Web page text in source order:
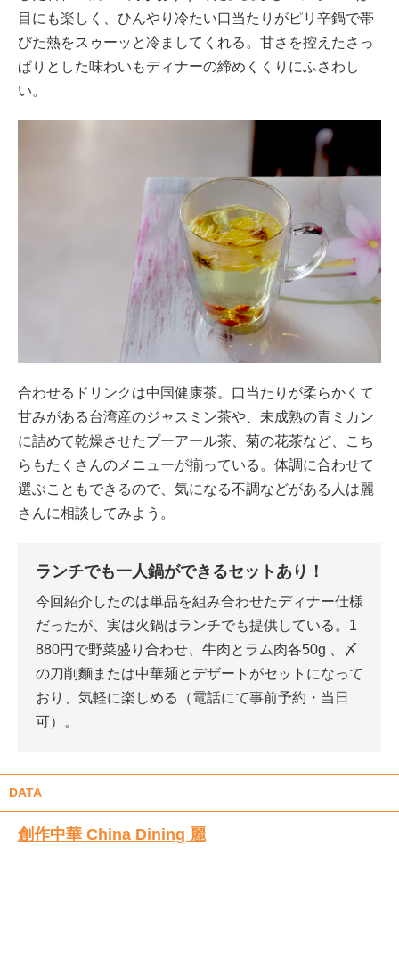
目にも楽しく、ひんやり冷たい口当たりがピリ辛鍋で帯
びた熱をスゥーッと冷ましてくれる。甘さを控えたさっ
ぱりとした味わいもディナーの締めくくりにふさわし
い。
合わせるドリンクは中国健康茶。口当たりが柔らかくて
甘みがある台湾産のジャスミン茶や、未成熟の青ミカン
に詰めて乾燥させたプーアール茶、菊の花茶など、こち
らもたくさんのメニューが揃っている。体調に合わせて
選ぶこともできるので、気になる不調などがある人は麗
さんに相談してみよう。
ランチでも一人鍋ができるセットあり！
今回紹介したのは単品を組み合わせたディナー仕様
だったが、実は火鍋はランチでも提供している。1
880円で野菜盛り合わせ、牛肉とラム肉各50g 、〆
の刀削麵または中華麺とデザートがセットになって
おり、気軽に楽しめる（電話にて事前予約・当日
可）。
DATA
創作中華 China Dining 麗